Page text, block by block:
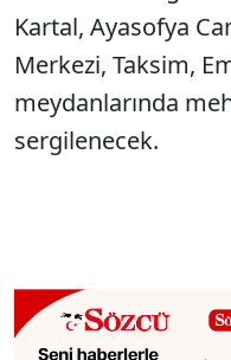
Kartal, Ayasofya
Merkezi, Taksim,
meydanlarında
sergilenecek.